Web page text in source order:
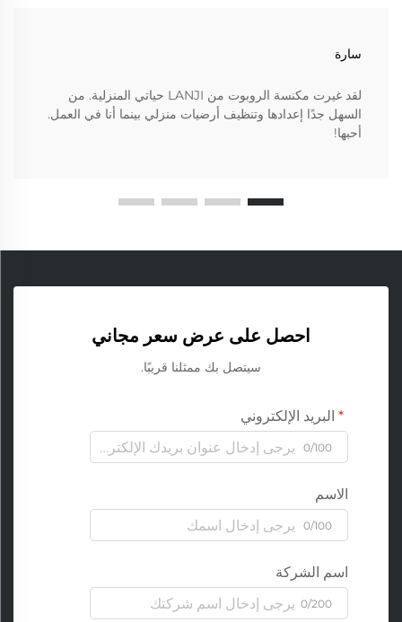
سارة
لقد غيرت مكنسة الروبوت من LANJI حياتي المنزلية. من
السهل جدًا إعدادها وتنظيف أرضيات منزلي بينما أنا في العمل.
أحبها!
احصل على عرض سعر مجاني
سيتصل بك ممثلنا قريبًا.
البريد الإلكتروني
0/100
الاسم
0/100
اسم الشركة
0/200